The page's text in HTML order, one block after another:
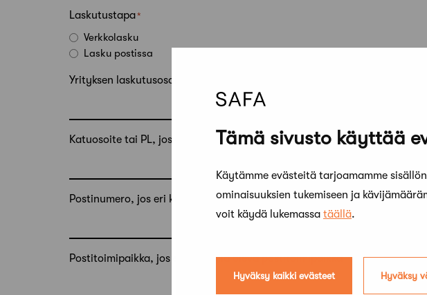
Tämä sivusto käyttää
Käytämme evästeitä tarjoamamme
ominaisuuksien tukemiseen ja
voit käydä lukemassa täällä.
Hyväksy kaikki evästeet Hyväksy
Laskutustapa
Verkkolasku
Lasku postissa
Yrityksen laskutusosoite, jos eri kuin yllä oleva osoite
Katuosoite tai PL, jos eri kuin yllä oleva osoite
Postinumero, jos eri kuin yllä oleva postinumero
Postitoimipaikka, jos eri kuin yllä oleva postitoimipaikka